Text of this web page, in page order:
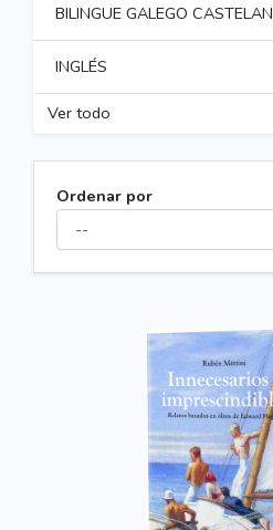
BILINGUE GALEGO CASTELAN
INGLÉS
Ver todo
Ordenar por